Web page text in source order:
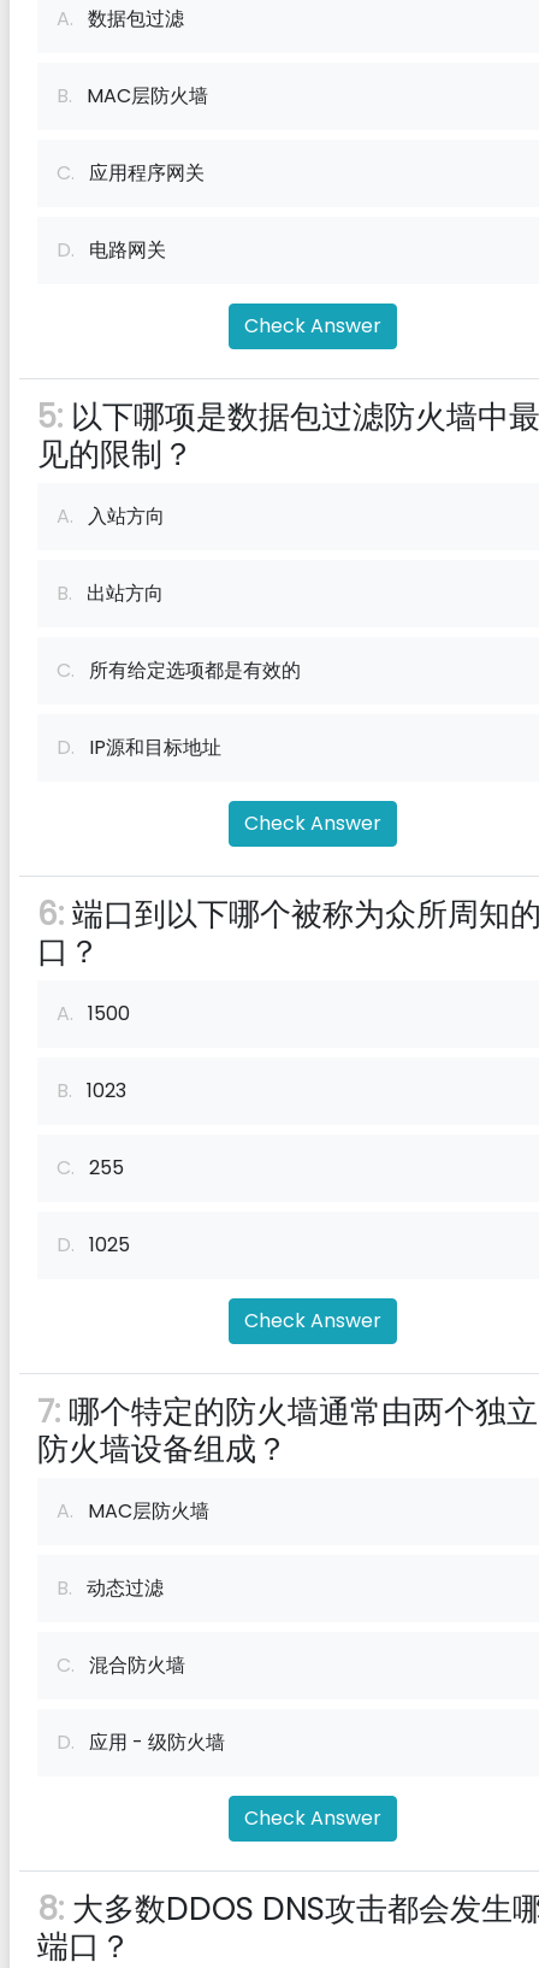
A. 数据包过滤
B. MAC层防火墙
C. 应用程序网关
D. 电路网关
Check Answer
5: 以下哪项是数据包过滤防火墙中
见的限制？
A. 入站方向
B. 出站方向
C. 所有给定选项都是有效的
D. IP源和目标地址
Check Answer
6:端口到以下哪个被称为众所周知
口？
A. 1500
B. 1023
C. 255
D. 1025
Check Answer
7: 哪个特定的防火墙通常由两个独
防火墙设备组成？
A. MAC层防火墙
B. 动态过滤
C. 混合防火墙
D. 应用 - 级防火墙
Check Answer
8: 大多数DDOS DNS攻击都会发生
端口？